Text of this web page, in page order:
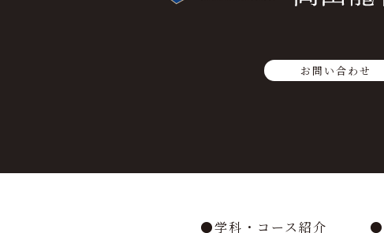
お問い合わせ
学科・コース紹介